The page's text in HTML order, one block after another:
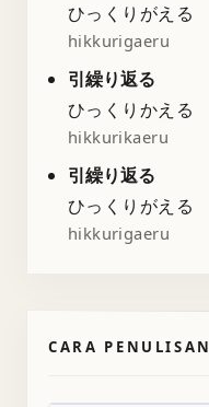
ひっくりがえる
hikkurigaeru
引繰り返る
ひっくりかえる
hikkurikaeru
引繰り返る
ひっくりがえる
hikkurigaeru
CARA PENULISAN